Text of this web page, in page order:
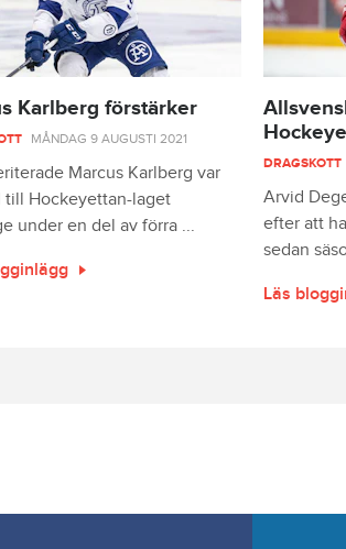
Karlberg förstärker
MÅNDAG 9 AUGUSTI 2021
Marcus Karlberg var
till Hockeyettan-laget
under en del av förra ...
DRAGSKOTT
Arvid
efter att
sedan
Läs